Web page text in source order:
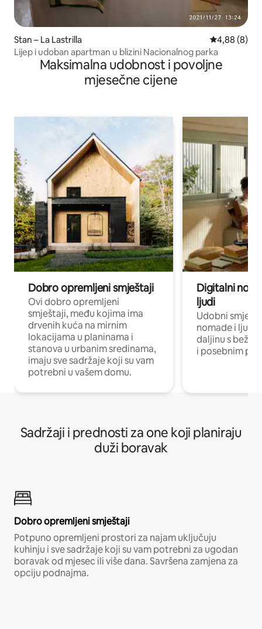
Stan – La Lastrilla Prosječna
4,88 (8)
Lijep i udoban apartman u blizini Nacionalnog parka
Maksimalna udobnost i povoljne
mjesečne cijene
Dobro opremljeni smještaji
Ovi dobro opremljeni
smještaji, među kojima ima
drvenih kuća na mirnim
lokacijama u planinama i
stanova u urbanim sredinama,
imaju sve sadržaje koji su vam
potrebni u vašem domu.
Digitalni
ljudi
Udobni
nomade i ljude
daljinu s
i posebnim
Sadržaji i prednosti za one koji planiraju
duži boravak
Dobro opremljeni smještaji
Potpuno opremljeni prostori za najam uključuju
kuhinju i sve sadržaje koji su vam potrebni za ugodan
boravak od mjesec ili više dana. Savršena zamjena za
opciju podnajma.